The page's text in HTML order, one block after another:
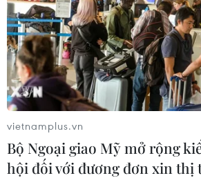
vietnamplus.vn
Bộ Ngoại giao Mỹ mở rộng
hội đối với đương đơn xin thị